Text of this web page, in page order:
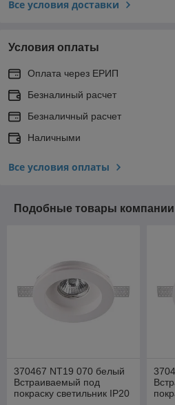
Все условия доставки
Условия оплаты
Оплата через ЕРИП
Безналиный расчет
Безналичный расчет
Наличными
Все условия оплаты
Подобные товары компании
370467 NT19 070 белый
Встраиваемый под
покраску светильник IP20